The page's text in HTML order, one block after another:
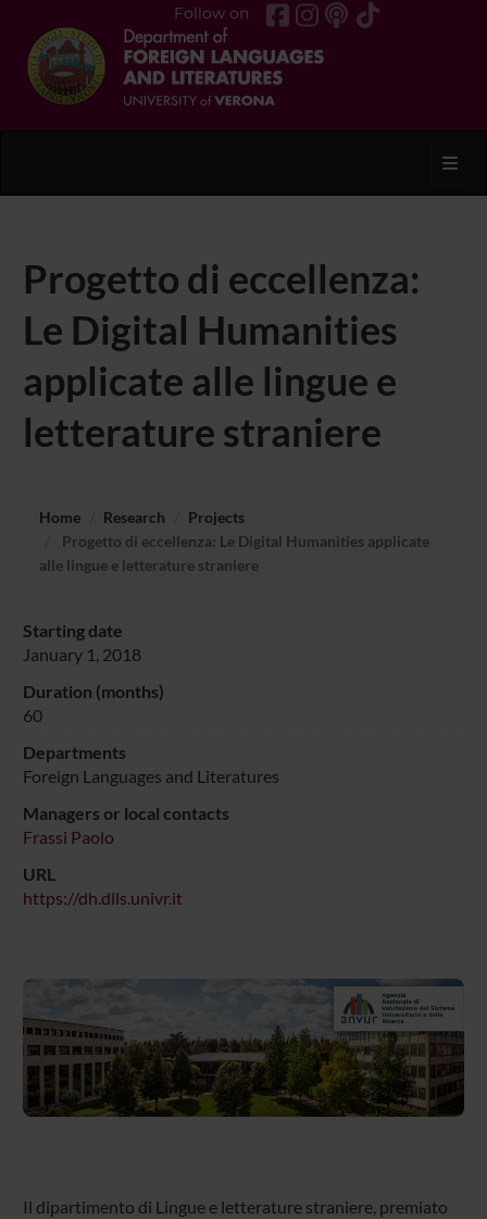
Follow on
Progetto di eccellenza:
Le Digital Humanities
applicate alle lingue e
letterature straniere
Home Research
Projects
Progetto di eccellenza: Le Digital Humanities applicate
alle lingue e letterature straniere
Starting date
January 1, 2018
Duration (months)
60
Departments
Foreign Languages and Literatures
Managers or local contacts
Frassi Paolo
URL
https://dh.dlls.univr.it
Il dipartimento di Lingue e letterature straniere, premiato